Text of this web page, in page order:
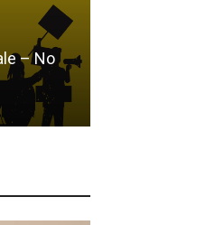
– No